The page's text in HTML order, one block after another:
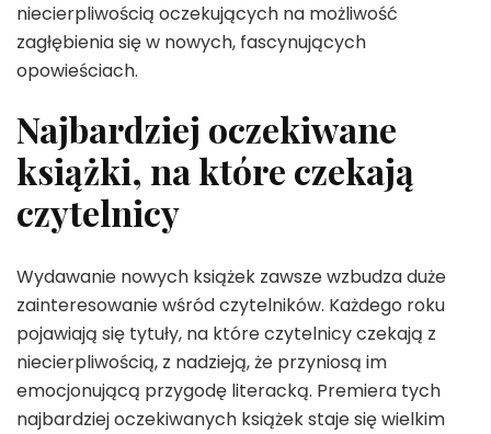
niecierpliwością oczekujących na możliwość
zagłębienia się w nowych, fascynujących
opowieściach.
Najbardziej oczekiwane
książki, na które czekają
czytelnicy
Wydawanie nowych książek zawsze wzbudza duże
zainteresowanie wśród czytelników. Każdego roku
pojawiają się tytuły, na które czytelnicy czekają z
niecierpliwością, z nadzieją, że przyniosą im
emocjonującą przygodę literacką. Premiera tych
najbardziej oczekiwanych książek staje się wielkim